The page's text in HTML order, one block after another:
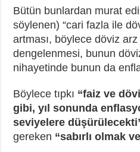
Bütün bunlardan murat
söylenen) “cari fazla ile
artması, böylece döviz
dengelenmesi, bunun
nihayetinde bunun da
Böylece tıpkı “faiz ve
gibi, yıl sonunda
seviyelere
gereken “sabırlı olmak